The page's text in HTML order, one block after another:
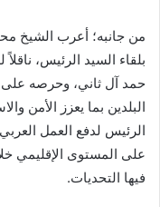
من جانبه؛ أعرب الشيخ
بلقاء السيد الرئيس،
حمد آل ثاني، وحرصه على
البلدين بما يعزز الأمن
الرئيس لدفع العمل
على المستوى الإقليمي
فيها التحديات.